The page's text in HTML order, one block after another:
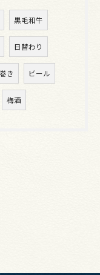
黒毛和牛
日替わり
き ビール
梅酒